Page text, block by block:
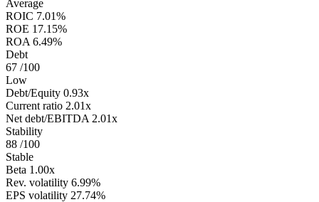
Average
ROIC 7.01%
ROE 17.15%
ROA 6.49%
Debt
67 /100
Low
Debt/Equity 0.93x
Current ratio 2.01x
Net debt/EBITDA 2.01x
Stability
88 /100
Stable
Beta 1.00x
Rev. volatility 6.99%
EPS volatility 27.74%